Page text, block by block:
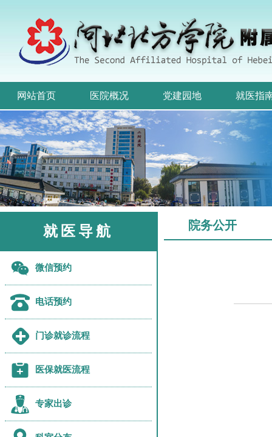
网站首页 医院概况 党建园地 就医指
就医导航
微信预约
电话预约
门诊就诊流程
医保就医流程
专家出诊
院务公开